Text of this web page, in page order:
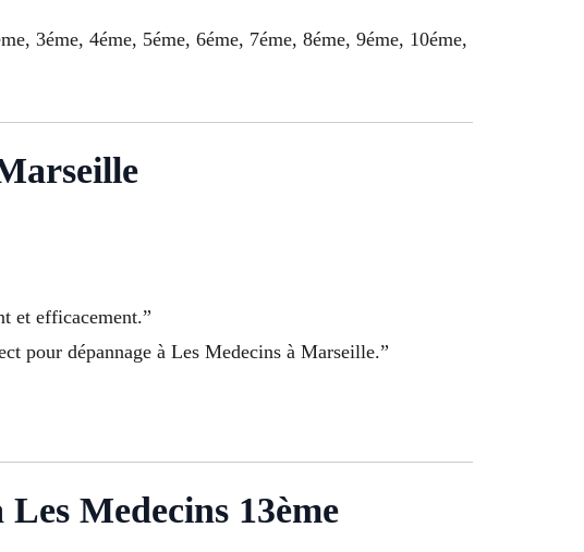
3éme, 4éme, 5éme, 6éme, 7éme, 8éme, 9éme, 10éme,
et efficacement.”
pour dépannage à Les Medecins à Marseille.”
Medecins 13ème